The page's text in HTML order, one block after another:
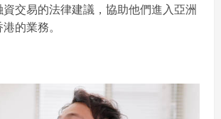
交易的法律建議，協助他們進入亞洲
的業務。